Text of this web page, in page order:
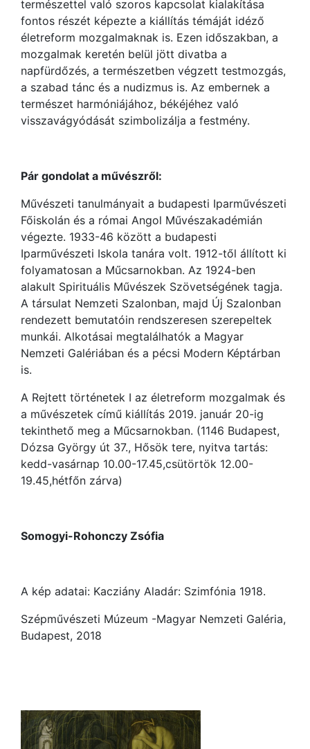
természettel való szoros kapcsolat kialakítása
fontos részét képezte a kiállítás témáját idéző
életreform mozgalmaknak is. Ezen időszakban, a
mozgalmak keretén belül jött divatba a
napfürdőzés, a természetben végzett testmozgás,
a szabad tánc és a nudizmus is. Az embernek a
természet harmóniájához, békéjéhez való
visszavágyódását szimbolizálja a festmény.
Pár gondolat a művészről:
Művészeti tanulmányait a budapesti Iparművészeti
Főiskolán és a római Angol Művészakadémián
végezte. 1933-46 között a budapesti
Iparművészeti Iskola tanára volt. 1912-től állított ki
folyamatosan a Műcsarnokban. Az 1924-ben
alakult Spirituális Művészek Szövetségének tagja.
A társulat Nemzeti Szalonban, majd Új Szalonban
rendezett bemutatóin rendszeresen szerepeltek
munkái. Alkotásai megtalálhatók a Magyar
Nemzeti Galériában és a pécsi Modern Képtárban
is.
A Rejtett történetek I az életreform mozgalmak és
a művészetek című kiállítás 2019. január 20-ig
tekinthető meg a Műcsarnokban. (1146 Budapest,
Dózsa György út 37., Hősök tere, nyitva tartás:
kedd-vasárnap 10.00-17.45,csütörtök 12.00-
19.45,hétfőn zárva)
Somogyi-Rohonczy Zsófia
A kép adatai: Kacziány Aladár: Szimfónia 1918.
Szépművészeti Múzeum -Magyar Nemzeti Galéria,
Budapest, 2018